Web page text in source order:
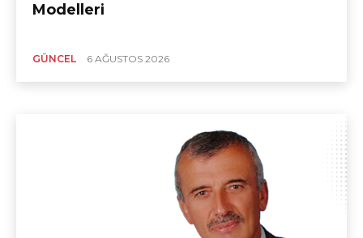
Modelleri
GÜNCEL 6 AĞUSTOS 2026